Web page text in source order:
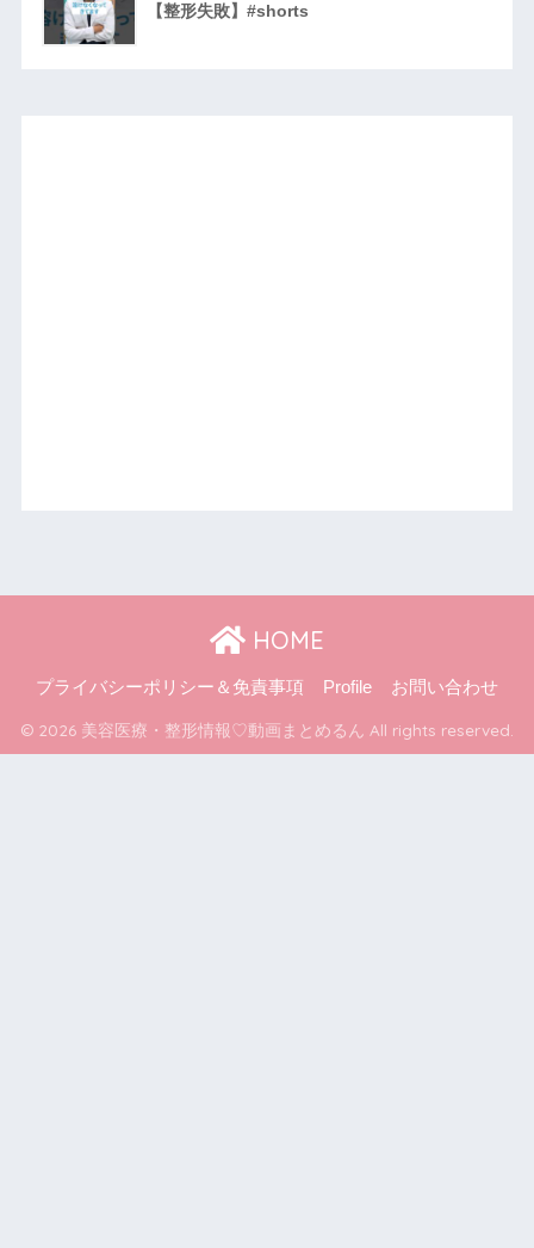
【整形失敗】#shorts
HOME
プライバシーポリシー＆免責事項 Profile お問い合わせ
© 2026 美容医療・整形情報♡動画まとめるん All rights reserved.